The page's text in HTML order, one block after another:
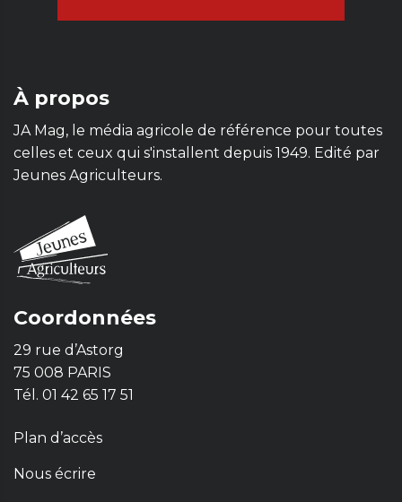
À propos
JA Mag, le média agricole de référence pour toutes
celles et ceux qui s'installent depuis 1949. Edité par
Jeunes Agriculteurs.
Coordonnées
29 rue d’Astorg
75 008 PARIS
Tél. 01 42 65 17 51
Plan d’accès
Nous écrire